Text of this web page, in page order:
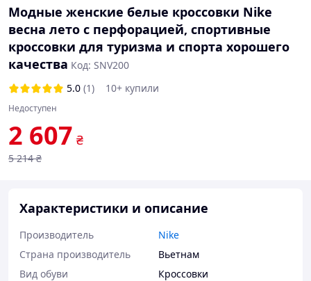
Модные женские белые кроссовки Nike
весна лето с перфорацией, спортивные
кроссовки для туризма и спорта хорошего
качества Код: SNV200
5.0 (1) 10+ купили
Недоступен
2 607 ₴
5 214 ₴
Характеристики и описание
Производитель
Nike
Страна производитель
Вьетнам
Вид обуви
Кроссовки